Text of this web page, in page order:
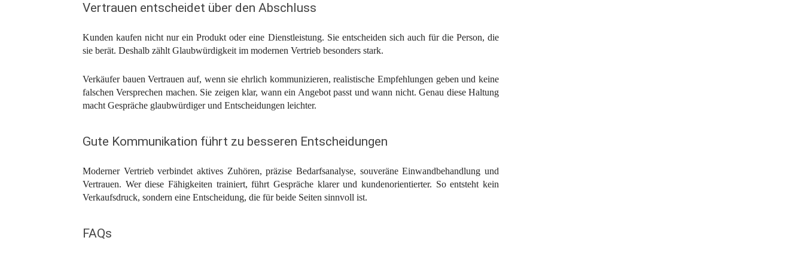
Vertrauen entscheidet über den Abschluss
Kunden kaufen nicht nur ein Produkt oder eine Dienstleistung. Sie entscheiden sich auch für die Person, die
sie berät. Deshalb zählt Glaubwürdigkeit im modernen Vertrieb besonders stark.
Verkäufer bauen Vertrauen auf, wenn sie ehrlich kommunizieren, realistische Empfehlungen geben und keine
falschen Versprechen machen. Sie zeigen klar, wann ein Angebot passt und wann nicht. Genau diese Haltung
macht Gespräche glaubwürdiger und Entscheidungen leichter.
Gute Kommunikation führt zu besseren Entscheidungen
Moderner Vertrieb verbindet aktives Zuhören, präzise Bedarfsanalyse, souveräne Einwandbehandlung und
Vertrauen. Wer diese Fähigkeiten trainiert, führt Gespräche klarer und kundenorientierter. So entsteht kein
Verkaufsdruck, sondern eine Entscheidung, die für beide Seiten sinnvoll ist.
FAQs